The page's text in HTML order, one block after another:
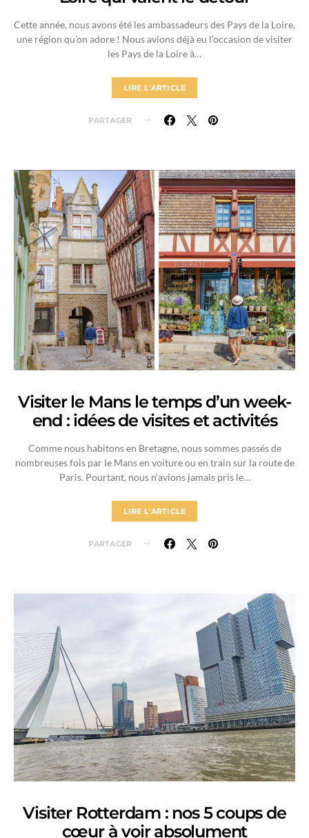
Cette année, nous avons été les ambassadeurs des Pays de la Loire,
une région qu’on adore ! Nous avions déjà eu l’occasion de visiter
les Pays de la Loire à…
LIRE L'ARTICLE
PARTAGER
Visiter le Mans le temps d’un week-
end : idées de visites et activités
Comme nous habitons en Bretagne, nous sommes passés de
nombreuses fois par le Mans en voiture ou en train sur la route de
Paris. Pourtant, nous n’avions jamais pris le…
LIRE L'ARTICLE
PARTAGER
Visiter Rotterdam : nos 5 coups de
cœur à voir absolument